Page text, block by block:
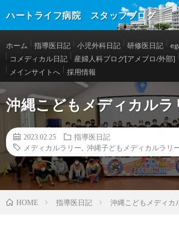
ハートライフ病院 スタッフブログ
ホーム 指導医日記 小児外科日記 研修医日記
コメディカル日記
産婦人科ブログ[アメブロ/外部]
メインサイトへ
採用情報
沖縄こどもメディカルラ
2023.02.25
指導医日記
メディカルラリー
沖縄子どもメディカルラリ
HOME 指導医日記 沖縄こどもメディカ